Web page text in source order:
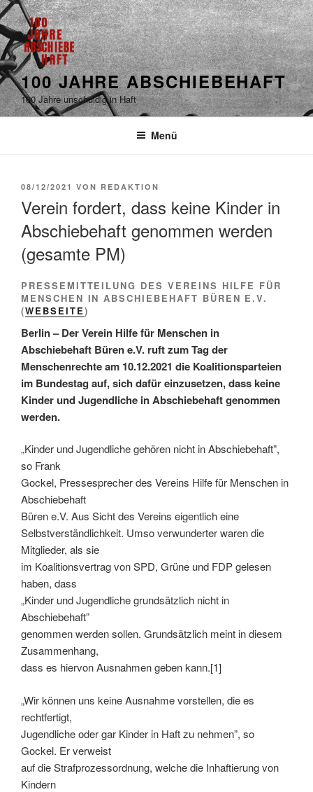
100 JAHRE ABSCHIEBEHAFT
100 Jahre unschuldig in Haft
Menü
08/12/2021 VON REDAKTION
Verein fordert, dass keine Kinder in
Abschiebehaft genommen werden
(gesamte PM)
PRESSEMITTEILUNG DES VEREINS HILFE FÜR
MENSCHEN IN ABSCHIEBEHAFT BÜREN E.V.
(WEBSEITE)
Berlin – Der Verein Hilfe für Menschen in
Abschiebehaft Büren e.V. ruft zum Tag der
Menschenrechte am 10.12.2021 die Koalitionsparteien
im Bundestag auf, sich dafür einzusetzen, dass keine
Kinder und Jugendliche in Abschiebehaft genommen
werden.
„Kinder und Jugendliche gehören nicht in Abschiebehaft”,
so Frank
Gockel, Pressesprecher des Vereins Hilfe für Menschen in
Abschiebehaft
Büren e.V. Aus Sicht des Vereins eigentlich eine
Selbstverständlichkeit. Umso verwunderter waren die
Mitglieder, als sie
im Koalitionsvertrag von SPD, Grüne und FDP gelesen
haben, dass
„Kinder und Jugendliche grundsätzlich nicht in
Abschiebehaft”
genommen werden sollen. Grundsätzlich meint in diesem
Zusammenhang,
dass es hiervon Ausnahmen geben kann.[1]
„Wir können uns keine Ausnahme vorstellen, die es
rechtfertigt,
Jugendliche oder gar Kinder in Haft zu nehmen”, so
Gockel. Er verweist
auf die Strafprozessordnung, welche die Inhaftierung von
Kindern